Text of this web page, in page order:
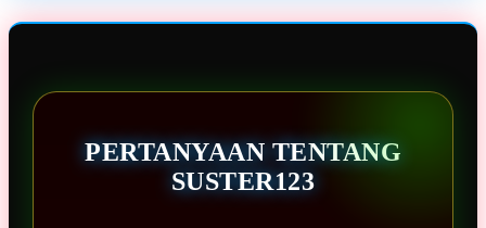
PERTANYAAN TENTANG
SUSTER123